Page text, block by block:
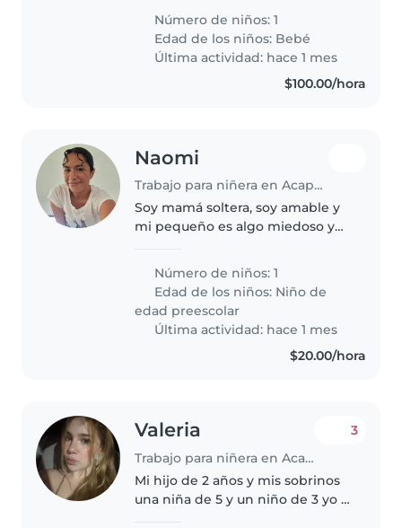
del hogar. ¡Nos encantaría
conocerte!
Número de niños: 1
Edad de los niños: Bebé
Última actividad: hace 1 mes
$100.00/hora
Naomi
Trabajo para niñera en Acapulco
Soy mamá soltera, soy amable y
mi pequeño es algo miedoso y
cuanto agarra confianza le
encanta jugar, bailar y cantar
karaoke
Número de niños: 1
Edad de los niños: Niño de
edad preescolar
Última actividad: hace 1 mes
$20.00/hora
Valeria
Trabajo para niñera en Acapulco
3
Mi hijo de 2 años y mis sobrinos
una niña de 5 y un niño de 3 yo y